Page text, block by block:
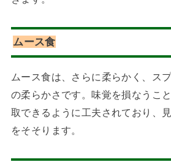
ムース食
ムース食は、さらに柔らかく、ス
の柔らかさです。味覚を損なうこ
取できるように工夫されており、
をそそります。